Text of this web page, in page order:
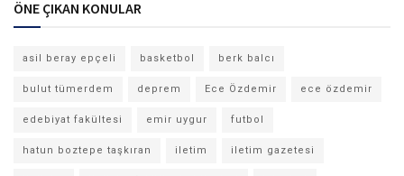
ÖNE ÇIKAN KONULAR
asil beray epçeli basketbol berk balcı
bulut tümerdem deprem Ece Özdemir ece özdemir
edebiyat fakültesi emir uygur futbol
hatun boztepe taşkıran iletim iletim gazetesi